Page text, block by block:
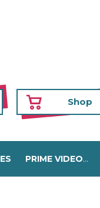
Shop
PRIME VIDEO